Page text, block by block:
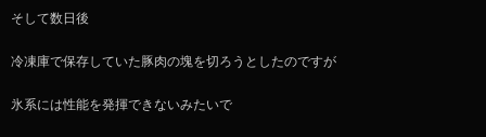
そして数日後
冷凍庫で保存していた豚肉の塊を切ろうとしたのですが
氷系には性能を発揮できないみたいで